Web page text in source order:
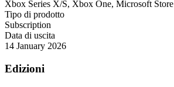
Xbox Series X/S, Xbox One, Microsoft Store
Tipo di prodotto
Subscription
Data di uscita
14 January 2026
Edizioni